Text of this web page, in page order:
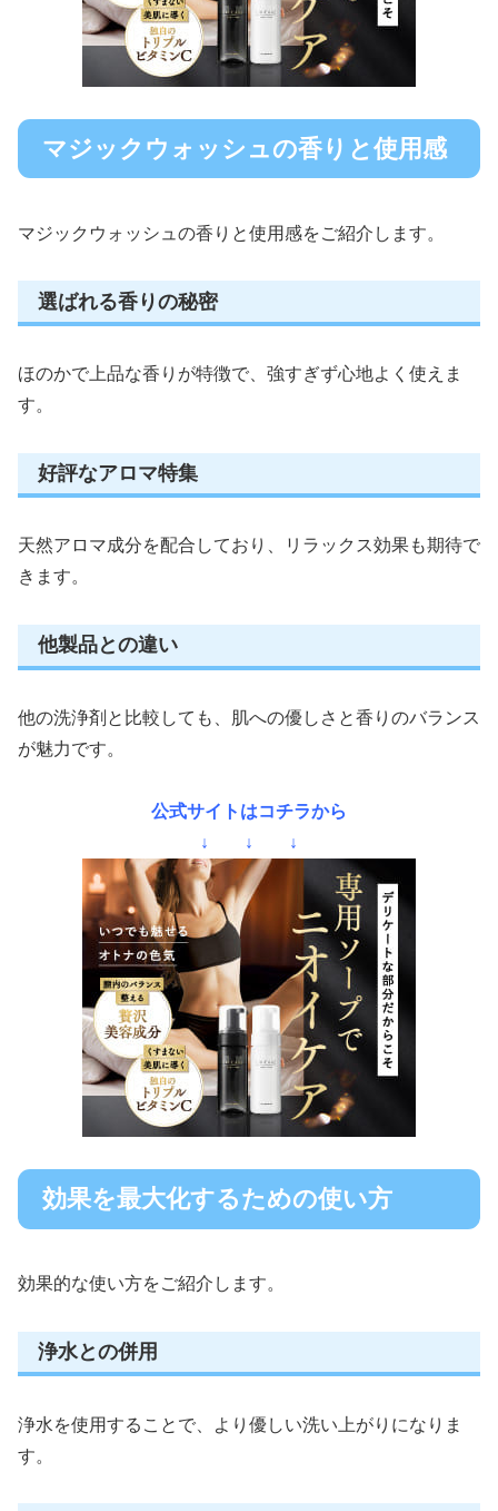
マジックウォッシュの香りと使用感
マジックウォッシュの香りと使用感をご紹介します。
選ばれる香りの秘密
ほのかで上品な香りが特徴で、強すぎず心地よく使えま
す。
好評なアロマ特集
天然アロマ成分を配合しており、リラックス効果も期待で
きます。
他製品との違い
他の洗浄剤と比較しても、肌への優しさと香りのバランス
が魅力です。
公式サイトはコチラから
↓ ↓ ↓
効果を最大化するための使い方
効果的な使い方をご紹介します。
浄水との併用
浄水を使用することで、より優しい洗い上がりになりま
す。